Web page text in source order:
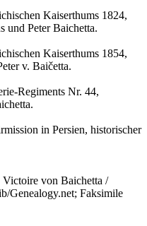
Kaiserthums 1824,
und Peter Baichetta.
Kaiserthums 1854,
v. Baičetta.
Regiments Nr. 44,
in Persien, historischer
von Baichetta /
Genealogy.net; Faksimile